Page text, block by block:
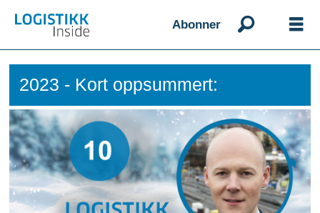
Abonner
2023 - Kort oppsummert: